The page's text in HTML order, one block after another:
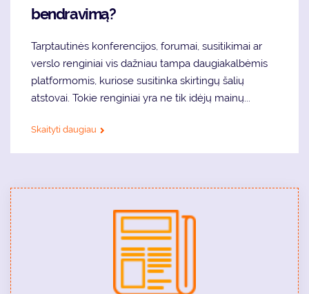
bendravimą?
Tarptautinės konferencijos, forumai, susitikimai ar
verslo renginiai vis dažniau tampa daugiakalbėmis
platformomis, kuriose susitinka skirtingų šalių
atstovai. Tokie renginiai yra ne tik idėjų mainų...
Skaityti daugiau